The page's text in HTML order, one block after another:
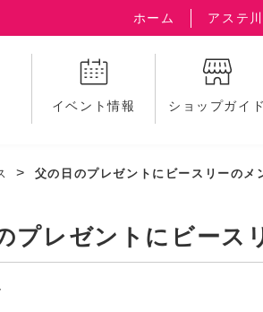
ホーム アステ
イベント情報 ショップガイド
父の日のプレゼントにビースリーの
プレゼントにビー